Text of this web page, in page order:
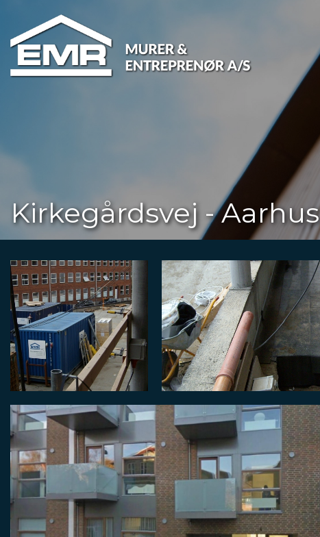
hovedindhold
Kirkegårdsvej - Aarhus